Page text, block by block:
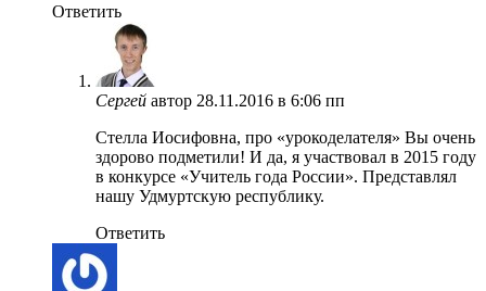
Ответить
Сергей автор 28.11.2016 в 6:06 пп
Стелла Иосифовна, про «урокоделателя» Вы очень
здорово подметили! И да, я участвовал в 2015 году
в конкурсе «Учитель года России». Представлял
нашу Удмуртскую республику.
Ответить